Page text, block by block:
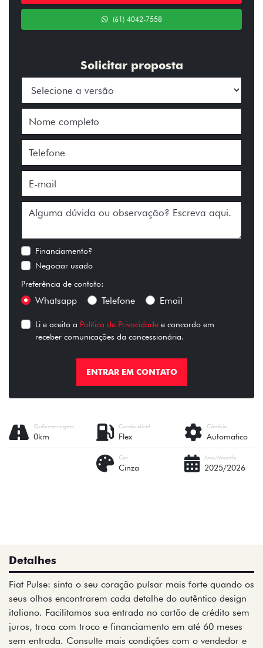
(61) 4042-7558
Solicitar proposta
Financiamento?
Negociar usado
Preferência de contato:
Whatsapp Telefone Email
Li e aceito a Política de Privacidade e concordo em
receber comunicações da concessionária.
ENTRAR EM CONTATO
Câmbio
Automatico
Combustível
Flex
Quilometragem
0km
Ano/Modelo
2025/2026
Cor
Cinza
Detalhes
Fiat Pulse: sinta o seu coração pulsar mais forte quando os
seus olhos encontrarem cada detalhe do autêntico design
italiano. Facilitamos sua entrada no cartão de crédito sem
juros, troca com troco e financiamento em até 60 meses
sem entrada. Consulte mais condições com o vendedor e